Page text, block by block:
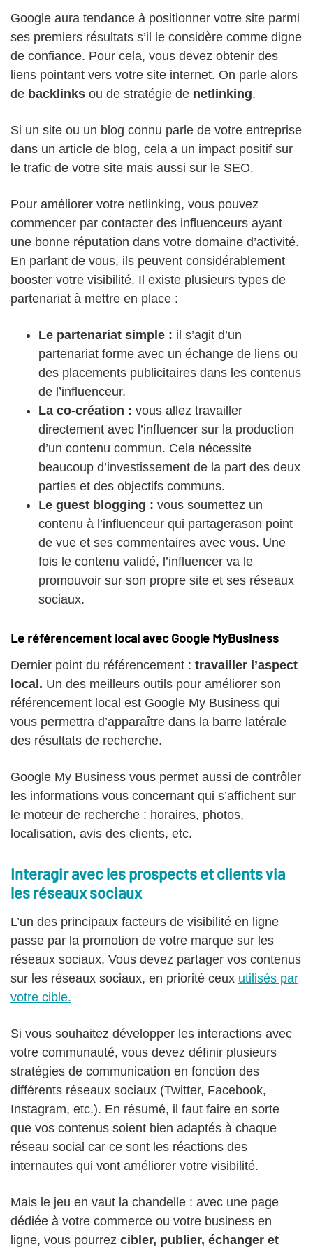
Google aura tendance à positionner votre site parmi
ses premiers résultats s’il le considère comme digne
de confiance. Pour cela, vous devez obtenir des
liens pointant vers votre site internet. On parle alors
de backlinks ou de stratégie de netlinking.
Si un site ou un blog connu parle de votre entreprise
dans un article de blog, cela a un impact positif sur
le trafic de votre site mais aussi sur le SEO.
Pour améliorer votre netlinking, vous pouvez
commencer par contacter des influenceurs ayant
une bonne réputation dans votre domaine d’activité.
En parlant de vous, ils peuvent considérablement
booster votre visibilité. Il existe plusieurs types de
partenariat à mettre en place :
Le partenariat simple : il s’agit d’un
partenariat forme avec un échange de liens ou
des placements publicitaires dans les contenus
de l’influenceur.
La co-création : vous allez travailler
directement avec l’influencer sur la production
d’un contenu commun. Cela nécessite
beaucoup d’investissement de la part des deux
parties et des objectifs communs.
Le guest blogging : vous soumettez un
contenu à l’influenceur qui partagerason point
de vue et ses commentaires avec vous. Une
fois le contenu validé, l’influencer va le
promouvoir sur son propre site et ses réseaux
sociaux.
Le référencement local avec Google MyBusiness
Dernier point du référencement : travailler l’aspect
local. Un des meilleurs outils pour améliorer son
référencement local est Google My Business qui
vous permettra d’apparaître dans la barre latérale
des résultats de recherche.
Google My Business vous permet aussi de contrôler
les informations vous concernant qui s’affichent sur
le moteur de recherche : horaires, photos,
localisation, avis des clients, etc.
Interagir avec les prospects et clients via
les réseaux sociaux
L’un des principaux facteurs de visibilité en ligne
passe par la promotion de votre marque sur les
réseaux sociaux. Vous devez partager vos contenus
sur les réseaux sociaux, en priorité ceux utilisés par
votre cible.
Si vous souhaitez développer les interactions avec
votre communauté, vous devez définir plusieurs
stratégies de communication en fonction des
différents réseaux sociaux (Twitter, Facebook,
Instagram, etc.). En résumé, il faut faire en sorte
que vos contenus soient bien adaptés à chaque
réseau social car ce sont les réactions des
internautes qui vont améliorer votre visibilité.
Mais le jeu en vaut la chandelle : avec une page
dédiée à votre commerce ou votre business en
ligne, vous pourrez cibler, publier, échanger et